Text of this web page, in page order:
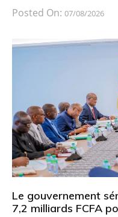
Posted On: 07/08/2026
Le gouvernement
7,2 milliards FCFA